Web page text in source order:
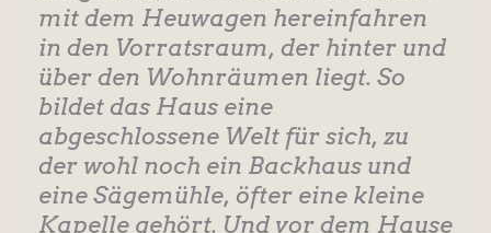
mit dem Heuwagen hereinfahren
in den Vorratsraum, der hinter und
über den Wohnräumen liegt. So
bildet das Haus eine
abgeschlossene Welt für sich, zu
der wohl noch ein Backhaus und
eine Sägemühle, öfter eine kleine
Kapelle gehört. Und vor dem Hause